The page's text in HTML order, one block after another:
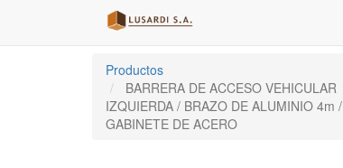
Productos
BARRERA DE ACCESO VEHICULAR
IZQUIERDA / BRAZO DE ALUMINIO 4m /
GABINETE DE ACERO